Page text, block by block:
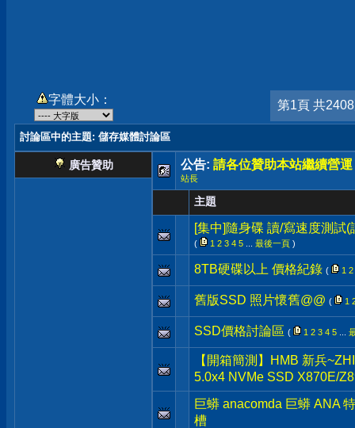
字體大小： 第1頁 共
討論區中的主題: 儲存媒體討論區
廣告贊助 公告: 請各位贊助本站繼續營運
站長
主題
[集中]隨身碟 讀/寫速度測試
( 1 2 3 4 5 最後一頁 )
8TB硬碟以上 價格紀錄 ( 1 2
舊版SSD 照片懷舊@@ ( 1
SSD價格討論區 ( 1 2 3 4 5
【開箱簡測】HMB 新兵
5.0x4 NVMe SSD X870E/
巨蟒 anacomda 巨蟒 ANA
槽